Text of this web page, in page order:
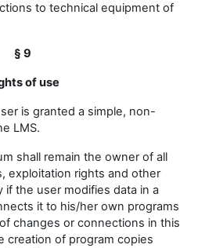
to technical equipment of
§ 9
of use
is granted a simple, non-
LMS.
shall remain the owner of all
exploitation rights and other
if the user modifies data in a
it to his/her own programs
changes or connections in this
creation of program copies